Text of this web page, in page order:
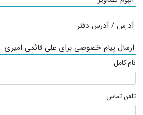
آدرس / آدرس دفتر
ارسال پیام خصوصی برای علی قائمی امیری
نام کامل
تلفن تماس